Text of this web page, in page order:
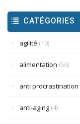
CATÉGORIES
agilité (10)
alimentation (56)
anti procrastination
anti-aging (4)